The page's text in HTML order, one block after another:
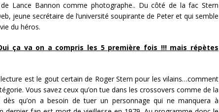
Lance Bannon comme photographe.. Du côté de la fac Stern
jeune secrétaire de l’université soupirante de Peter et qui semble
du héros.
ça va on a compris les 5 première fois !!! mais répètes
est le gout certain de Roger Stern pour les vilains…comment
Vous savez ceux qu’on tue dans les crossovers comme de la
qu’on a besoin de tuer un personnage qui ne manquera à